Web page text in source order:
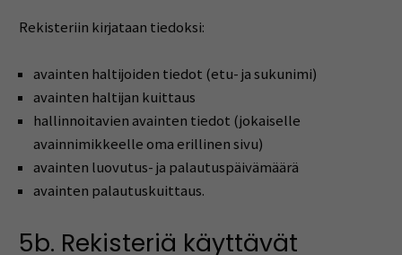
Rekisteriin kirjataan tiedoksi:
avainten haltijoiden tiedot (etu- ja sukunimi)
avainten haltijan kuittaus
hallinnoitavien avainten tiedot (jokaiselle
avainnimikkeelle oma erillinen sivu)
avainten luovutus- ja palautuspäivämäärä
avainten palautuskuittaus.
5b. Rekisteriä käyttävät